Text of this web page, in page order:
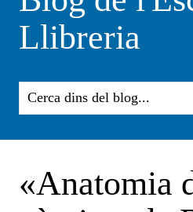
Llibreria
«Anatomia